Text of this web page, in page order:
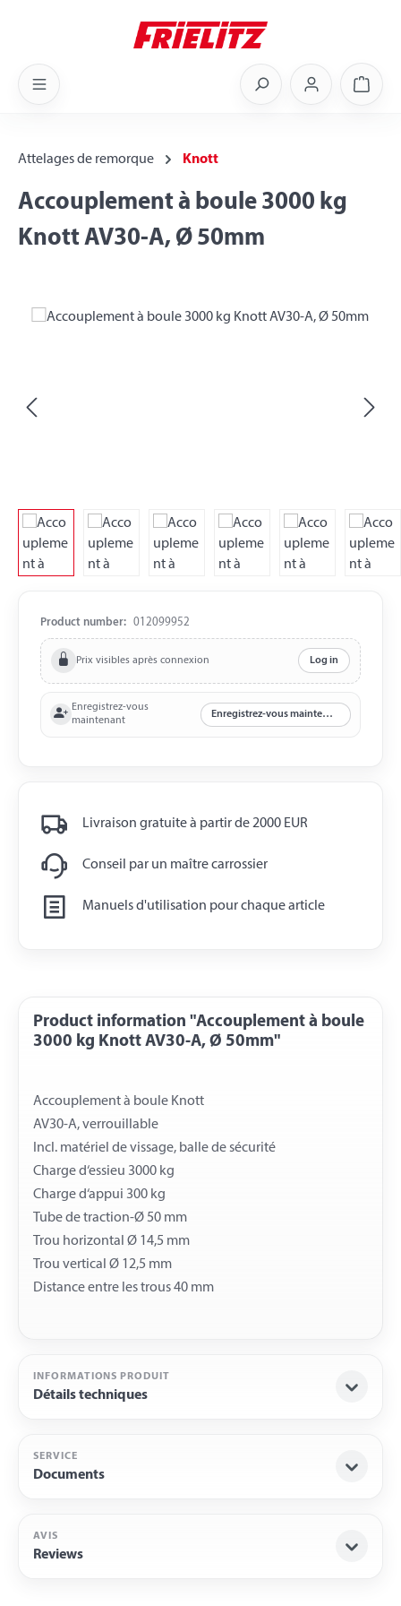
Attelages de remorque Knott
Accouplement à boule 3000 kg
Knott AV30-A, Ø 50mm
Skip image gallery
Product number: 012099952
Prix visibles après connexion Log in
Enregistrez-vous
maintenant
Enregistrez-vous maintenant
Livraison gratuite à partir de 2000 EUR
Conseil par un maître carrossier
Manuels d'utilisation pour chaque article
Product information "Accouplement à boule
3000 kg Knott AV30-A, Ø 50mm"
Accouplement à boule Knott
AV30-A, verrouillable
Incl. matériel de vissage, balle de sécurité
Charge d‘essieu 3000 kg
Charge d‘appui 300 kg
Tube de traction-Ø 50 mm
Trou horizontal Ø 14,5 mm
Trou vertical Ø 12,5 mm
INFORMATIONS PRODUIT
Détails techniques
SERVICE
Documents
AVIS
Reviews